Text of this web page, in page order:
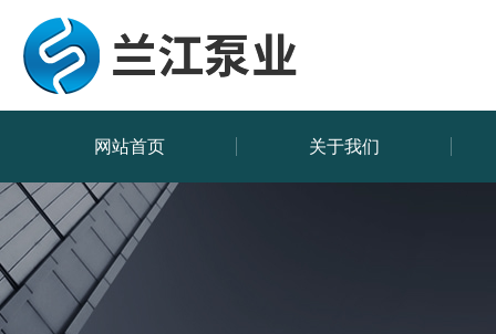
网站首页 关于我们